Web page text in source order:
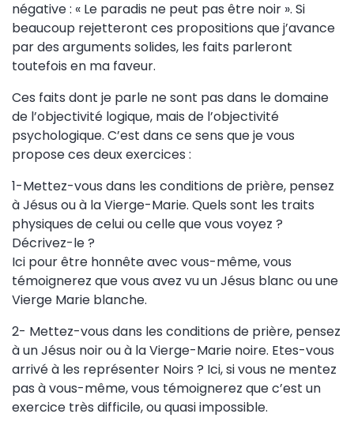
négative : « Le paradis ne peut pas être noir ». Si
beaucoup rejetteront ces propositions que j’avance
par des arguments solides, les faits parleront
toutefois en ma faveur.
Ces faits dont je parle ne sont pas dans le domaine
de l’objectivité logique, mais de l’objectivité
psychologique. C’est dans ce sens que je vous
propose ces deux exercices :
1-Mettez-vous dans les conditions de prière, pensez
à Jésus ou à la Vierge-Marie. Quels sont les traits
physiques de celui ou celle que vous voyez ?
Décrivez-le ?
Ici pour être honnête avec vous-même, vous
témoignerez que vous avez vu un Jésus blanc ou une
Vierge Marie blanche.
2- Mettez-vous dans les conditions de prière, pensez
à un Jésus noir ou à la Vierge-Marie noire. Etes-vous
arrivé à les représenter Noirs ? Ici, si vous ne mentez
pas à vous-même, vous témoignerez que c’est un
exercice très difficile, ou quasi impossible.